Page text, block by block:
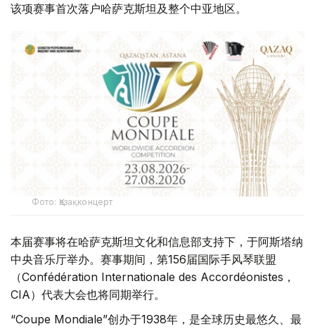
该项赛事首次落户哈萨克斯坦及整个中亚地区。
Фото: Қазақконцерт
本届赛事将在哈萨克斯坦文化和信息部支持下，于阿斯塔纳
中央音乐厅举办。赛事期间，第156届国际手风琴联盟
（Confédération Internationale des Accordéonistes，
CIA）代表大会也将同期举行。
“Coupe Mondiale”创办于1938年，是全球历史最悠久、最